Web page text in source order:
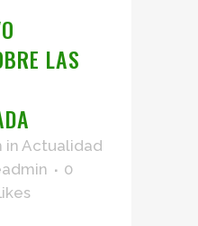
LAS
in Actualidad
0